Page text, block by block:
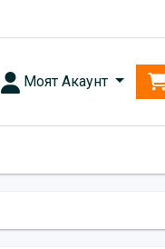
Моят Акаунт